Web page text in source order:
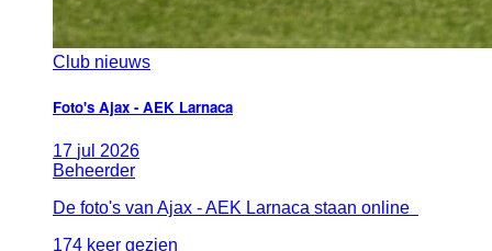
Club nieuws
Foto's Ajax - AEK Larnaca
17 jul 2026
Beheerder
De foto's van Ajax - AEK Larnaca staan online
174 keer gezien